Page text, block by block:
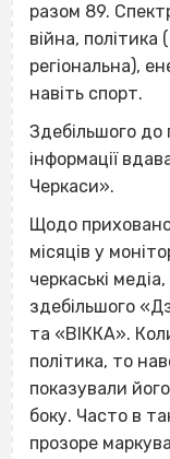
разом 89.
війна, політика
регіональна),
навіть спорт.
Здебільшого
інформації
Черкаси».
Щодо
місяців у
черкаські
здебільшого
та «ВІККА».
політика, то
показували
боку. Часто в
прозоре